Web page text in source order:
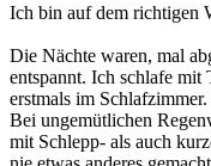
Ich bin auf dem richtigen
Die Nächte waren, mal
entspannt. Ich schlafe mit
erstmals im Schlafzimmer.
Bei ungemütlichen
mit Schlepp- als auch